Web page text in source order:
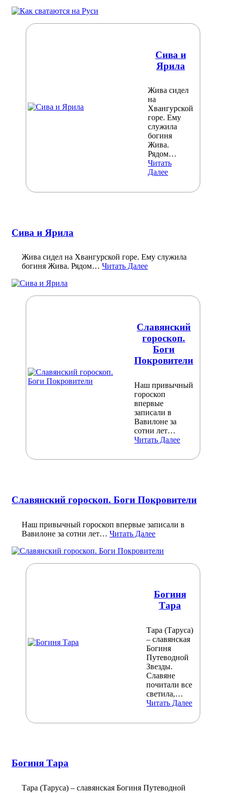
Сива и
Ярила
Жива сидел
на
Хвангурской
горе. Ему
служила
богиня
Жива.
Рядом…
Читать
Далее
Сива и Ярила
Жива сидел на Хвангурской горе. Ему служила
богиня Жива. Рядом… Читать Далее
Славянский
гороскоп.
Боги
Покровители
Наш привычный
гороскоп
впервые
записали в
Вавилоне за
сотни лет…
Читать Далее
Славянский гороскоп. Боги Покровители
Наш привычный гороскоп впервые записали в
Вавилоне за сотни лет… Читать Далее
Богиня
Тара
Тара (Таруса)
– славянская
Богиня
Путеводной
Звезды.
Славяне
почитали все
светила,…
Читать Далее
Богиня Тара
Тара (Таруса) – славянская Богиня Путеводной